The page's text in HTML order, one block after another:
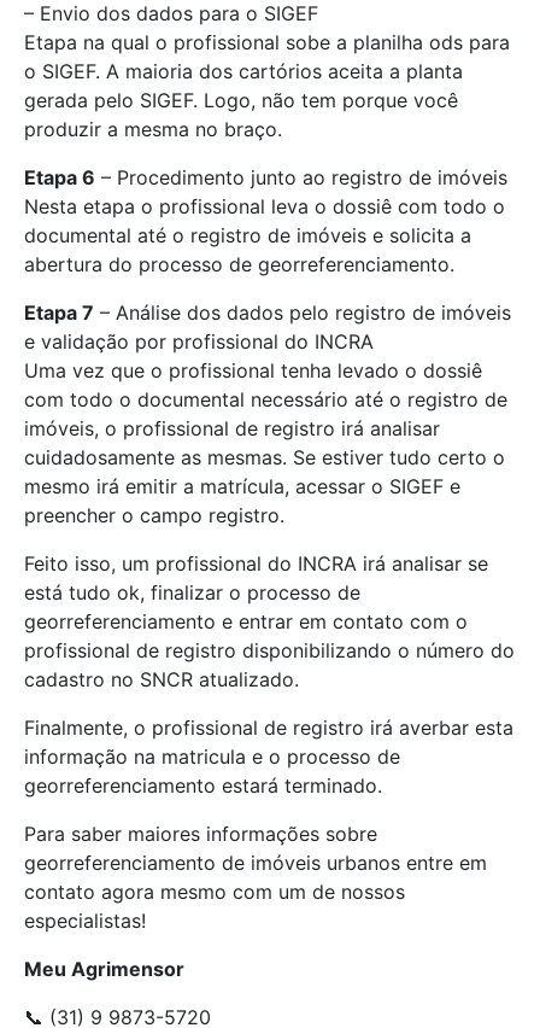
– Envio dos dados para o SIGEF
Etapa na qual o profissional sobe a planilha ods para
o SIGEF. A maioria dos cartórios aceita a planta
gerada pelo SIGEF. Logo, não tem porque você
produzir a mesma no braço.
Etapa 6 – Procedimento junto ao registro de imóveis
Nesta etapa o profissional leva o dossiê com todo o
documental até o registro de imóveis e solicita a
abertura do processo de georreferenciamento.
Etapa 7 – Análise dos dados pelo registro de imóveis
e validação por profissional do INCRA
Uma vez que o profissional tenha levado o dossiê
com todo o documental necessário até o registro de
imóveis, o profissional de registro irá analisar
cuidadosamente as mesmas. Se estiver tudo certo o
mesmo irá emitir a matrícula, acessar o SIGEF e
preencher o campo registro.
Feito isso, um profissional do INCRA irá analisar se
está tudo ok, finalizar o processo de
georreferenciamento e entrar em contato com o
profissional de registro disponibilizando o número do
cadastro no SNCR atualizado.
Finalmente, o profissional de registro irá averbar esta
informação na matricula e o processo de
georreferenciamento estará terminado.
Para saber maiores informações sobre
georreferenciamento de imóveis urbanos entre em
contato agora mesmo com um de nossos
especialistas!
Meu Agrimensor
📞 (31) 9 9873-5720